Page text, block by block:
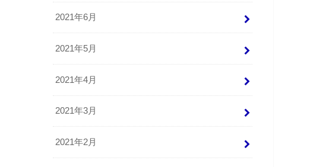
2021年6月
2021年5月
2021年4月
2021年3月
2021年2月